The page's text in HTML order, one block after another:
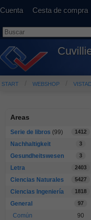
Cuenta Cesta de compra
START WEBSHOP
Areas
Serie de libros (99) 1412
Nachhaltigkeit 3
Gesundheitswesen 3
Letra 2403
Ciencias Naturales 5427
Ciencias Ingeniería 1818
General 97
Común
90